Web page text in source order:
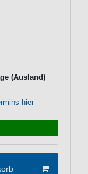
(Ausland)
hier